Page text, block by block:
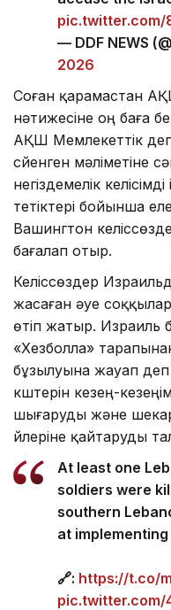
pic.twitter.com/
— DDF NEWS
2026
Соған қарамастан
нәтижесіне оң баға
АҚШ Мемлекеттік
сүйенген мәліметіне
негіздемелік
тетіктері бойынша
Вашингтон
бағалап отыр.
Келіссөздер
жасаған әуе
өтіп жатыр. Израиль
«Хезболла»
бұзылуына жауап деп
күштерін кезең-
шығаруды және
үйлеріне қайтаруды
At least one
soldiers were
southern
at
🔗: https://t.co/
pic.twitter.com/